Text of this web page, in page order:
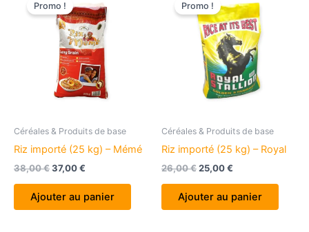
Promo !
Céréales & Produits de base
Riz importé (25 kg) – Mémé
38,00€Le
était :
37,00€
actuel
est :
Ajouter au panier
Promo !
Céréales & Produits de base
Riz importé (25 kg) – Royal
26,00€Le
était :
25,00€
actuel
est :
Ajouter au panier